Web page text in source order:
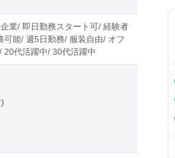
業/ 即日勤務スタート可/ 経験者
能/ 週5日勤務/ 服装自由/ オフ
20代活躍中/ 30代活躍中